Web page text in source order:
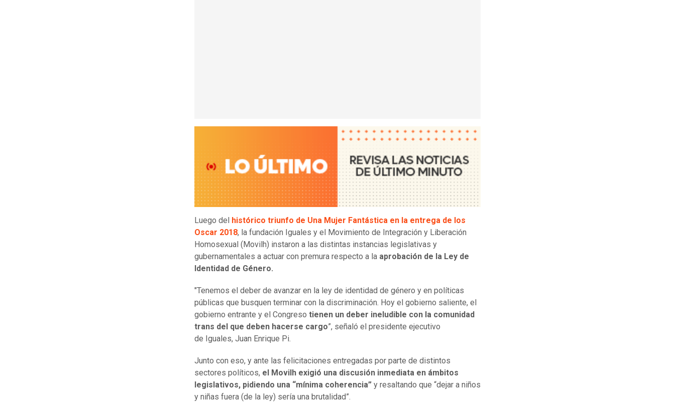
Luego del
histórico triunfo de Una Mujer Fantástica en la entrega de los
Oscar 2018, la fundación Iguales y el Movimiento de Integración y Liberación
Homosexual (Movilh) instaron a las distintas instancias legislativas y
gubernamentales a actuar con premura respecto a la aprobación de la Ley de
Identidad de Género.
"Tenemos el deber de avanzar en la ley de identidad de género y en políticas
públicas que busquen terminar con la discriminación. Hoy el gobierno saliente, el
gobierno entrante y el Congreso tienen un deber ineludible con la comunidad
trans del que deben hacerse cargo”, señaló el presidente ejecutivo
de Iguales, Juan Enrique Pi.
Junto con eso, y ante las felicitaciones entregadas por parte de distintos
sectores políticos, el Movilh exigió una discusión inmediata en ámbitos
legislativos, pidiendo una “mínima coherencia” y resaltando que “dejar a niños
y niñas fuera (de la ley) sería una brutalidad”.